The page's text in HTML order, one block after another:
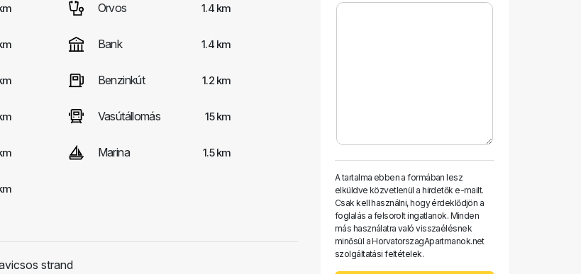
Orvos 1.4 km
Bank 1.4 km
Benzinkút 1.2 km
Vasútállomás 15 km
Marina 1.5 km
strand
A tartalma ebben a formában lesz
elküldve közvetlenül a hirdetők e-mailt.
Csak kell használni, hogy érdeklődjön a
foglalás a felsorolt ​​ingatlanok. Minden
más használatra való visszaélésnek
minősül a HorvatorszagApartmanok.net
szolgáltatási feltételek.